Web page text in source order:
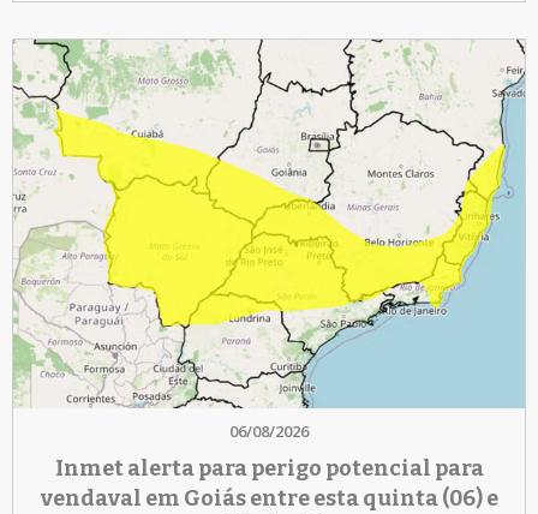
06/08/2026
Inmet alerta para perigo potencial para
vendaval em Goiás entre esta quinta (06) e